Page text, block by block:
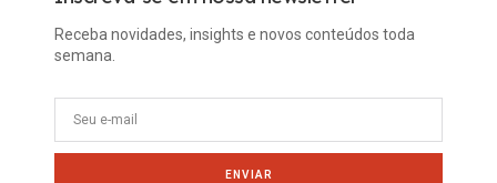
Receba novidades, insights e novos conteúdos toda
semana.
ENVIAR